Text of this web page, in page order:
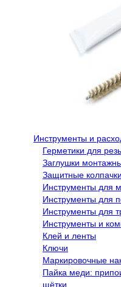
Инструменты и
Герметики для
Заглушки
Защитные
Инструменты для
Инструменты для
Инструменты для
Инструменты и
Клей и ленты
Ключи
Маркировочные
Пайка меди:
щётки